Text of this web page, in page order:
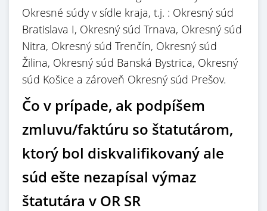
Okresné súdy v sídle kraja, t.j. : Okresný súd
Bratislava I, Okresný súd Trnava, Okresný súd
Nitra, Okresný súd Trenčín, Okresný súd
Žilina, Okresný súd Banská Bystrica, Okresný
súd Košice a zároveň Okresný súd Prešov.
Čo v prípade, ak podpíšem
zmluvu/faktúru so štatutárom,
ktorý bol diskvalifikovaný ale
súd ešte nezapísal výmaz
štatutára v OR SR